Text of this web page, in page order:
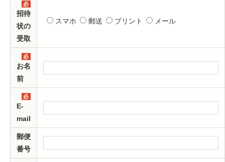
必
須
招待
状の
受取
スマホ 郵送 プリント メール
必
須
お名
前
必
E-
mail
郵便
番号